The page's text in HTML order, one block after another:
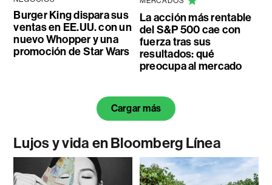
Burger King dispara sus
ventas en EE.UU. con un
nuevo Whopper y una
promoción de Star Wars
La acción más rentable
del S&P 500 cae con
fuerza tras sus
resultados: qué
preocupa al mercado
Cargar más
Lujos y vida en Bloomberg Línea